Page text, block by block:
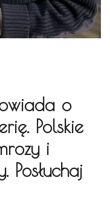
o
Polskie
i
Posłuchaj